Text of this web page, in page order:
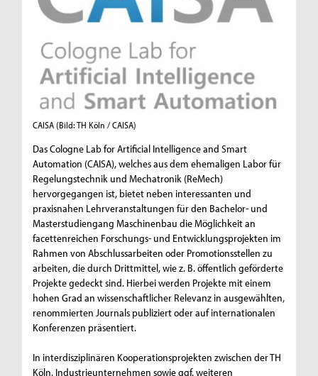
CAISA (Bild: TH Köln / CAISA)
Das Cologne Lab for Artificial Intelligence and Smart
Automation (CAISA), welches aus dem ehemaligen Labor für
Regelungstechnik und Mechatronik (ReMech)
hervorgegangen ist, bietet neben interessanten und
praxisnahen Lehrveranstaltungen für den Bachelor- und
Masterstudiengang Maschinenbau die Möglichkeit an
facettenreichen Forschungs- und Entwicklungsprojekten im
Rahmen von Abschlussarbeiten oder Promotionsstellen zu
arbeiten, die durch Drittmittel, wie z. B. öffentlich geförderte
Projekte gedeckt sind. Hierbei werden Projekte mit einem
hohen Grad an wissenschaftlicher Relevanz in ausgewählten,
renommierten Journals publiziert oder auf internationalen
Konferenzen präsentiert.
In interdisziplinären Kooperationsprojekten zwischen der TH
Köln, Industrieunternehmen sowie ggf. weiteren